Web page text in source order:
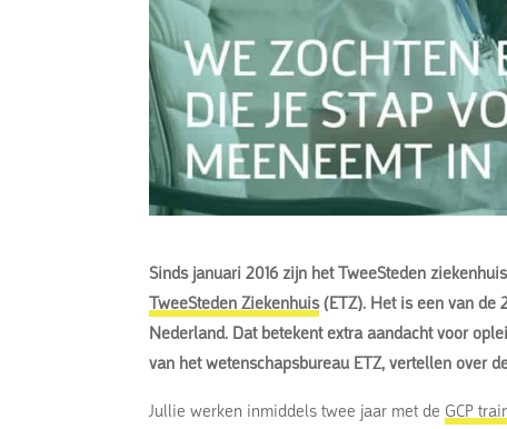
Sinds januari 2016 zijn het TweeSteden
TweeSteden Ziekenhuis(ETZ). Het is een van de
Nederland. Dat betekent extra aandacht voor
van het wetenschapsbureau ETZ, vertellen over
Jullie werken inmiddels twee jaar met de GCP